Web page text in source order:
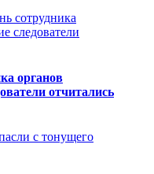
органов
отчитались